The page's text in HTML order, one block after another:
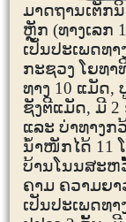
ມາດຖານເຕັກ
ຫຼັກ (ທາງເລກ
ເປັນປະເພດທາ
ກະຊວງ ໂຍທ
ທາງ 10 ແມັດ,
ຊັງຕີແມັດ, ມີ2
ແລະ ບ່າທາງກ
ນໍ້າໜັກໄດ້ 11
ບ້ານໂນນສະຫ
ຄາມ ຄວາມຍາ
ເປັນປະເພດທ